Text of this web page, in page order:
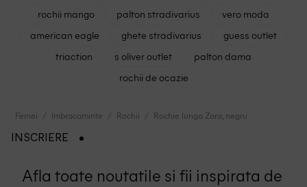
rochii mango
palton stradivarius
vero moda
american eagle
ghete stradivarius
guess outlet
triaction
s oliver outlet
palton dama
rochii de ocazie
Femei Imbracaminte Rochii Rochie lunga Zara, negru
INSCRIERE
Afla toate noutatile si fii inspirata de